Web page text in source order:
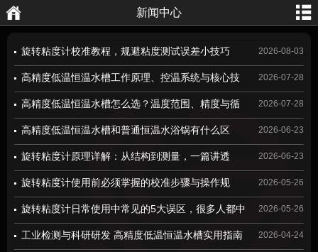
新闻中心
旋转粘度计校准教程，规避粘度测试误差小技巧
2026-08-03
高精度低温恒温水槽工作原理、控温系统与核心技
术解析
2026-07-28
高精度低温恒温水槽怎么选？温度范围、精度与循
环性能选型要点
2026-07-28
高精度低温恒温水槽和普通恒温水浴锅有什么区
别？看完这篇你就明白了
2026-06-23
旋转粘度计原理详解：从结构到测量，一篇讲透 2026-06-23
旋转粘度计使用前必须掌握的校准步骤与操作规
范，新手小白也能轻松上手！
2026-05-26
旋转粘度计日常使用中常见的5大误区，很多人都中
招了你知道吗？
2026-05-26
工业检测与科研研发 高精度低温恒温水槽实用指南 2026-04-24